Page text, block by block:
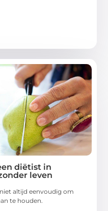
diëtist in
leven
altijd eenvoudig om
te houden.